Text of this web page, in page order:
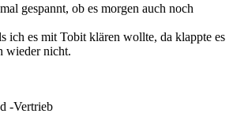
gespannt, ob es morgen auch noch
ich es mit Tobit klären wollte, da klappte es
wieder nicht.
-Vertrieb